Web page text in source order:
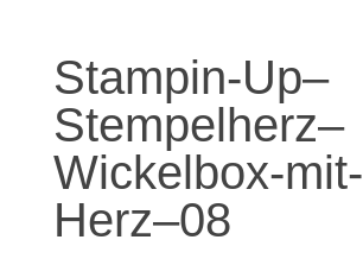
Stampin-Up–
Stempelherz–
Wickelbox-mit-
Herz–08